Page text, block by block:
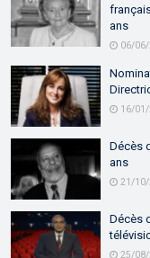
ans
06/
16/
Décès
ans
21/10/
Décès
25/08/